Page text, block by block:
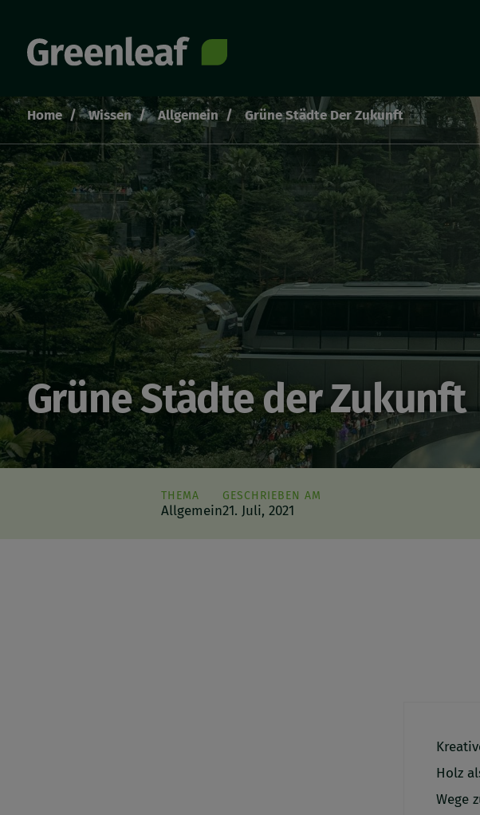
Inhalt
Pfadnavigation
Home Wissen Allgemein Grüne Städte Der Zukunft
Grüne Städte der Zukunft
THEMA
Allgemein
GESCHRIEBEN AM
21. Juli, 2021
Holz
Wege